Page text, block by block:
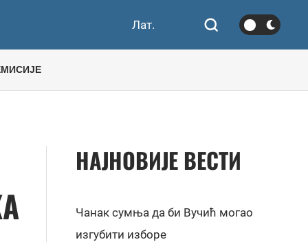
Лат.
НАЈНОВИЈЕ ВЕСТИ
Чанак сумња да би Вучић могао
изгубити изборе